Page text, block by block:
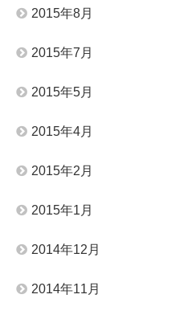
2015年8月
2015年7月
2015年5月
2015年4月
2015年2月
2015年1月
2014年12月
2014年11月